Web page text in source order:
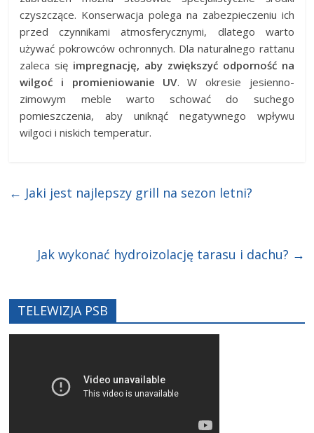
czyszczące. Konserwacja polega na zabezpieczeniu ich
przed czynnikami atmosferycznymi, dlatego warto
używać pokrowców ochronnych. Dla naturalnego rattanu
zaleca się impregnację, aby zwiększyć odporność na
wilgoć i promieniowanie UV. W okresie jesienno-
zimowym meble warto schować do suchego
pomieszczenia, aby uniknąć negatywnego wpływu
wilgoci i niskich temperatur.
← Jaki jest najlepszy grill na sezon letni?
Jak wykonać hydroizolację tarasu i dachu? →
TELEWIZJA PSB